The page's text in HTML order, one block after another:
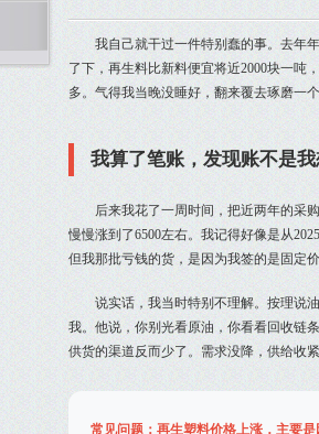
我自己就干过一件特别蠢的事。去年
了下，再生料比新料便宜将近2000块一吨
多。气得我当晚没睡好，翻来覆去琢磨一
我算了笔账，发现账不是
后来我花了一周时间，把近两年的采
慢慢涨到了6500左右。我记得好像是从
但我那批亏钱的货，是因为我签的是固定
说实话，我当时特别不理解。按理说
我。他说，你别光看原油，你看看回收链
供货的渠道反而少了。需求没降，供给收
常见问题：再生塑料价格上涨，主要是